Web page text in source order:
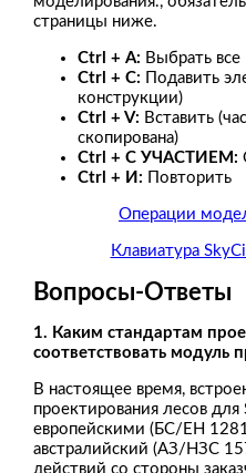
страницы ниже.
Ctrl + А: Выбрать все
Ctrl + С: Подавить
конструкции)
Ctrl + V: Вставить
скопирована)
Ctrl + С УЧАСТИЕМ:
Ctrl + И: Повторить
Операции
Клавиатура
Вопросы-Ответы
1. Каким стандартам
соответствовать модуль
В настоящее время,
проектирования лесов для
европейскими (БС/ЕН
австралийский (АЗ/НЗС
действий со стороны